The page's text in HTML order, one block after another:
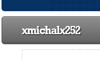
xmichalx252